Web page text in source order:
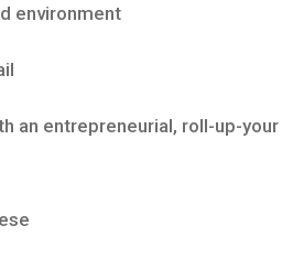
environment
an entrepreneurial, roll-up-